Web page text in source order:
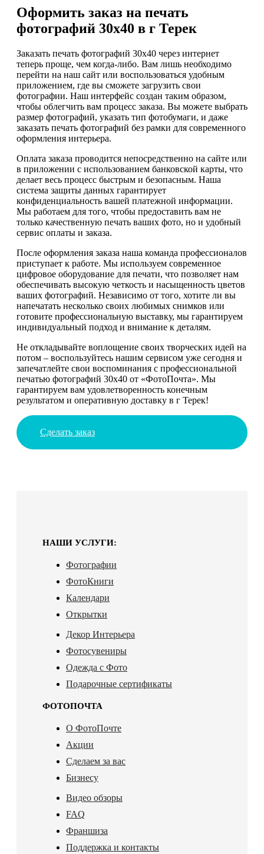
Оформить заказ на печать
фотографий 30х40 в г Терек
Заказать печать фотографий 30х40 через интернет
теперь проще, чем когда-либо. Вам лишь необходимо
перейти на наш сайт или воспользоваться удобным
приложением, где вы сможете загрузить свои
фотографии. Наш интерфейс создан таким образом,
чтобы облегчить вам процесс заказа. Вы можете выбрать
размер фотографий, указать тип фотобумаги, и даже
заказать печать фотографий без рамки для современного
оформления интерьера.
Оплата заказа проводится непосредственно на сайте или
в приложении с использованием банковской карты, что
делает весь процесс быстрым и безопасным. Наша
система защиты данных гарантирует
конфиденциальность вашей платежной информации.
Мы работаем для того, чтобы предоставить вам не
только качественную печать ваших фото, но и удобный
сервис оплаты и заказа.
После оформления заказа наша команда профессионалов
приступает к работе. Мы используем современное
цифровое оборудование для печати, что позволяет нам
обеспечивать высокую четкость и насыщенность цветов
ваших фотографий. Независимо от того, хотите ли вы
напечатать несколько своих любимых снимков или
готовите профессиональную выставку, мы гарантируем
индивидуальный подход и внимание к деталям.
Не откладывайте воплощение своих творческих идей на
потом – воспользуйтесь нашим сервисом уже сегодня и
запечатлейте свои воспоминания с профессиональной
печатью фотографий 30х40 от «ФотоПочта». Мы
гарантируем вам удовлетворенность конечным
результатом и оперативную доставку в г Терек!
Сделать заказ
НАШИ УСЛУГИ:
Фотографии
ФотоКниги
Календари
Открытки
Декор Интерьера
Фотосувениры
Одежда с Фото
Подарочные сертификаты
ФОТОПОЧТА
О ФотоПочте
Акции
Сделаем за вас
Бизнесу
Видео обзоры
FAQ
Франшиза
Поддержка и контакты